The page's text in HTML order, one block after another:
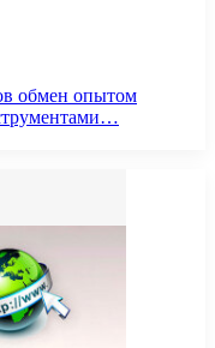
обмен опытом